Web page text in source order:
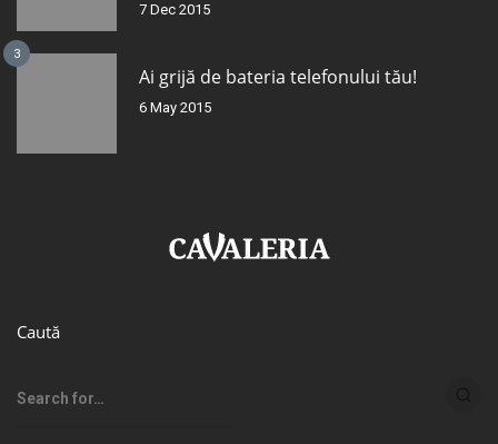
7 Dec 2015
3
Ai grijă de bateria telefonului tău!
6 May 2015
Caută